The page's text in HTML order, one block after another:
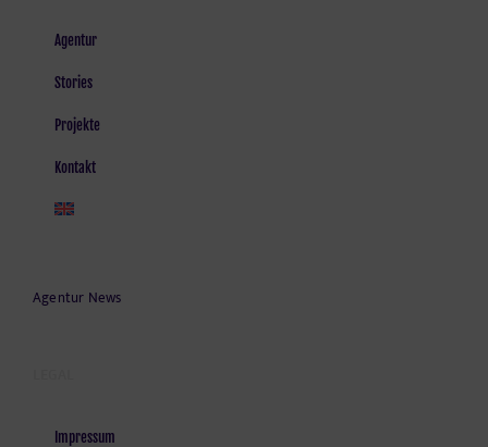
Agentur
Stories
Projekte
Kontakt
Agentur News
Impressum